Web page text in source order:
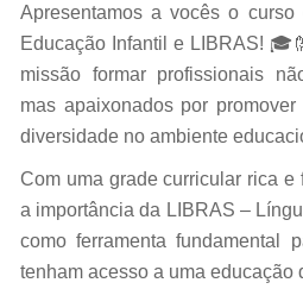
Apresentamos a vocês o curso
Educação Infantil e LIBRAS!
missão formar profissionais
mas apaixonados por
diversidade no ambiente
Com uma grade curricular rica e
a importância da LIBRAS –
como ferramenta fundamental
tenham acesso a uma educação